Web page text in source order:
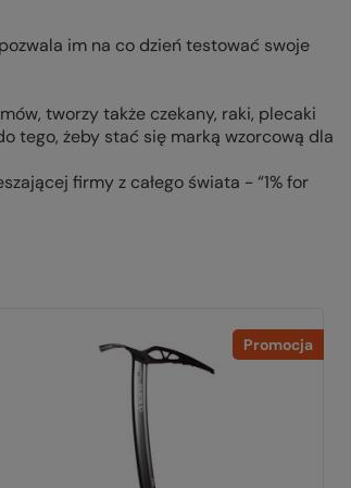
im na co dzień testować swoje
tworzy także czekany, raki, plecaki
tego, żeby stać się marką wzorcową dla
firmy z całego świata - “1% for
Promocja